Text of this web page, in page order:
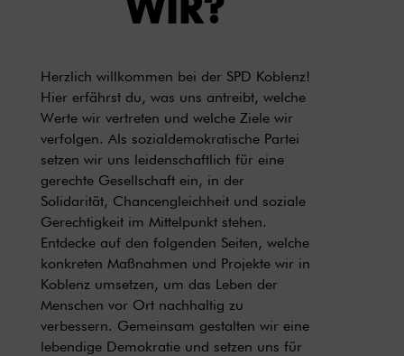
Herzlich willkommen bei der SPD Koblenz!
Hier erfährst du, was uns antreibt, welche
Werte wir vertreten und welche Ziele wir
verfolgen. Als sozialdemokratische Partei
setzen wir uns leidenschaftlich für eine
gerechte Gesellschaft ein, in der
Solidarität, Chancengleichheit und soziale
Gerechtigkeit im Mittelpunkt stehen.
Entdecke auf den folgenden Seiten, welche
konkreten Maßnahmen und Projekte wir in
Koblenz umsetzen, um das Leben der
Menschen vor Ort nachhaltig zu
verbessern. Gemeinsam gestalten wir eine
lebendige Demokratie und setzen uns für